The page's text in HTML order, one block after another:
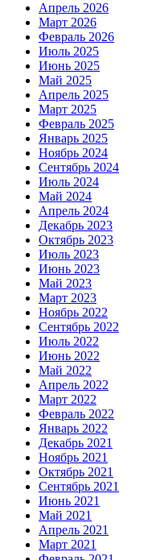
Апрель 2026
Март 2026
Февраль 2026
Июль 2025
Июнь 2025
Май 2025
Апрель 2025
Март 2025
Февраль 2025
Январь 2025
Ноябрь 2024
Сентябрь 2024
Июль 2024
Май 2024
Апрель 2024
Декабрь 2023
Октябрь 2023
Июль 2023
Июнь 2023
Май 2023
Март 2023
Ноябрь 2022
Сентябрь 2022
Июль 2022
Июнь 2022
Май 2022
Апрель 2022
Март 2022
Февраль 2022
Январь 2022
Декабрь 2021
Ноябрь 2021
Октябрь 2021
Сентябрь 2021
Июнь 2021
Май 2021
Апрель 2021
Март 2021